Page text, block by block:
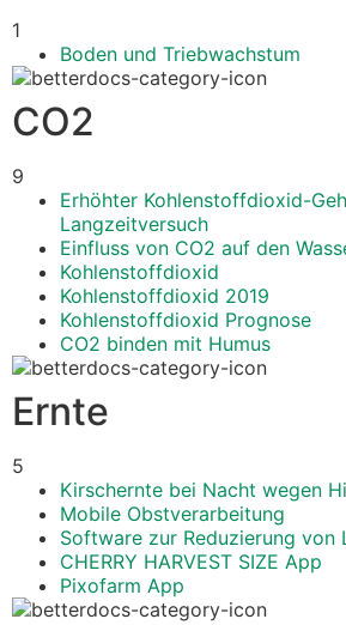
1
Boden und Triebwachstum
CO2
9
Erhöhter Kohlenstoffdioxid-
Langzeitversuch
Einfluss von CO2 auf den
Kohlenstoffdioxid
Kohlenstoffdioxid 2019
Kohlenstoffdioxid Prognose
CO2 binden mit Humus
Ernte
5
Kirschernte bei Nacht wegen
Mobile Obstverarbeitung
Software zur Reduzierung von
CHERRY HARVEST SIZE App
Pixofarm App